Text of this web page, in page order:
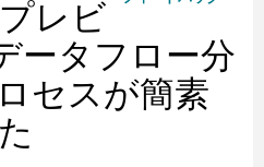
レビ
ータフロー分
セスが簡素